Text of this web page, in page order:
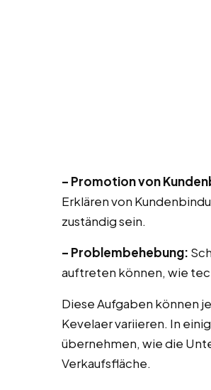
– Promotion von
Erklären von
zuständig sein.
– Problembehebung:
auftreten können, wie
Diese Aufgaben können
Kevelaer variieren. In
übernehmen, wie die
Verkaufsfläche.